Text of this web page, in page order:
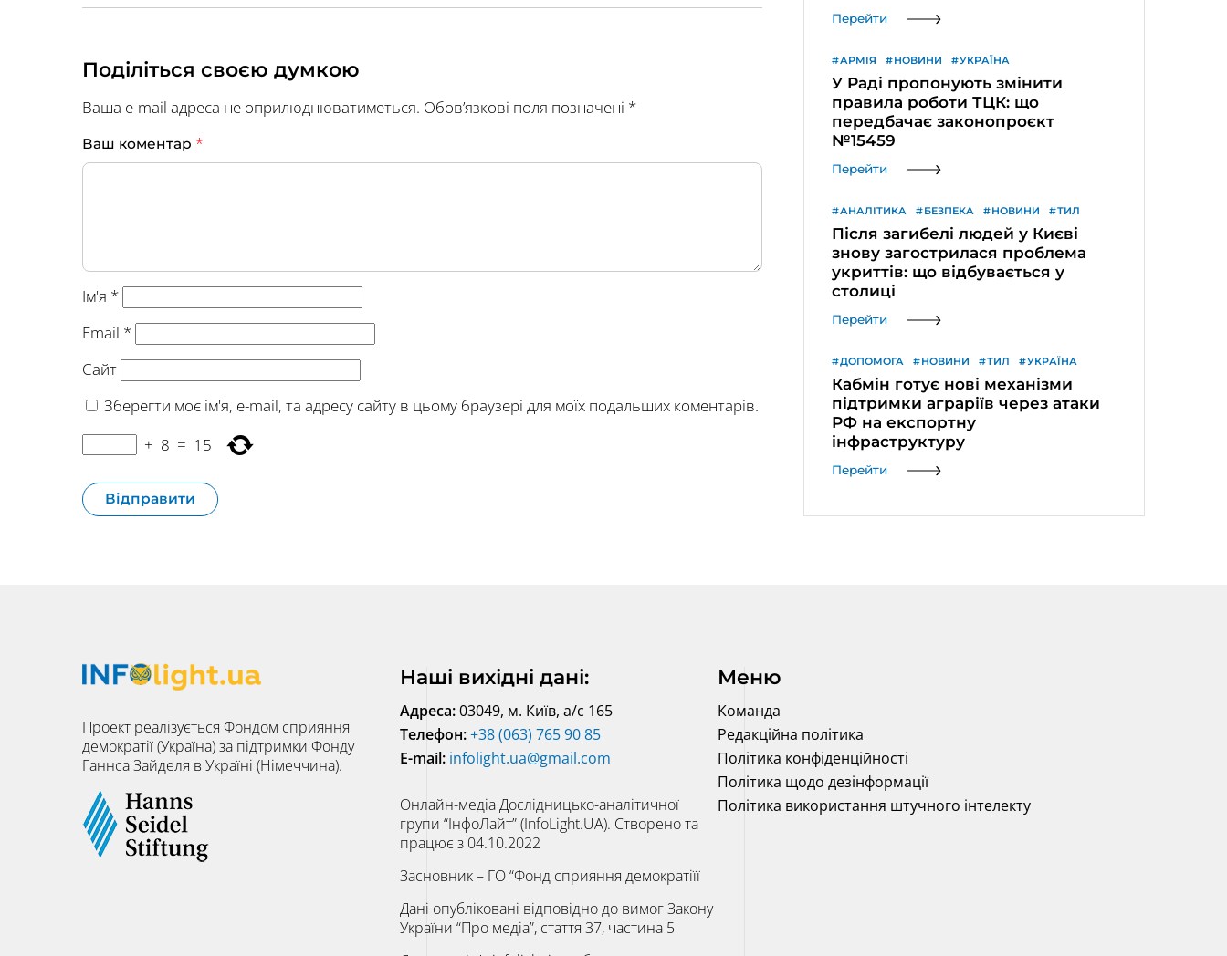
Поділіться своєю думкою
Ваша e-mail адреса не оприлюднюватиметься. Обов’язкові поля позначені *
Ваш коментар *
Ім'я *
Email *
Сайт
Зберегти моє ім'я, e-mail, та адресу сайту в цьому браузері для моїх подальших коментарів.
+ 8 = 15
Перейти
АРМІЯ НОВИНИ УКРАЇНА
У Раді пропонують змінити
правила роботи ТЦК: що
передбачає законопроєкт
№15459
Перейти
АНАЛІТИКА БЕЗПЕКА НОВИНИ ТИЛ
Після загибелі людей у Києві
знову загострилася проблема
укриттів: що відбувається у
столиці
Перейти
ДОПОМОГА НОВИНИ ТИЛ УКРАЇНА
Кабмін готує нові механізми
підтримки аграріїв через атаки
РФ на експортну
інфраструктуру
Перейти
Проект реалізується Фондом сприяння
демократії (Україна) за підтримки Фонду
Ганнса Зайделя в Україні (Німеччина).
Наші вихідні дані:
Адреса:03049, м. Київ, а/с 165
Телефон:+38 (063) 765 90 85
E-mail: infolight.ua@gmail.com
Онлайн-медіа Дослідницько-аналітичної
групи “ІнфоЛайт” (InfoLight.UA). Створено та
працює з 04.10.2022
Засновник – ГО “Фонд сприяння демократіїї
Дані опубліковані відповідно до вимог Закону
України “Про медіа”, стаття 37, частина 5
Меню
Команда
Редакційна політика
Політика конфіденційності
Політика щодо дезінформації
Політика використання штучного інтелекту